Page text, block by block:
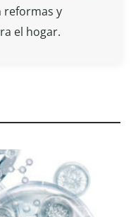
reformas y
el hogar.